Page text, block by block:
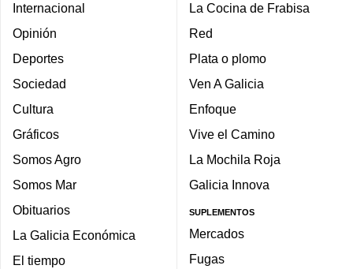
Internacional
Opinión
Deportes
Sociedad
Cultura
Gráficos
Somos Agro
Somos Mar
Obituarios
La Galicia Económica
El tiempo
La Cocina de Frabisa
Red
Plata o plomo
Ven A Galicia
Enfoque
Vive el Camino
La Mochila Roja
Galicia Innova
SUPLEMENTOS
Mercados
Fugas